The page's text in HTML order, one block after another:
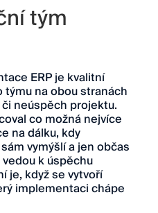
tým
ERP je kvalitní
na obou stranách
neúspěch projektu.
co možná nejvíce
na dálku, kdy
vymýšlí a jen občas
k úspěchu
je, když se vytvoří
implementaci chápe